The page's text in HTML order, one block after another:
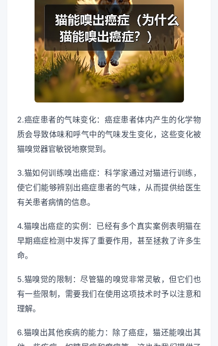
2.癌症患者的气味变化：癌症患者体内产生的化学物
质会导致体味和呼气中的气味发生变化，这些变化被
猫嗅觉器官敏锐地察觉到。
3.猫如何训练嗅出癌症：科学家通过对猫进行训练，
使它们能够辨别出癌症患者的气味，从而提供给医生
有关患者病情的信息。
4.猫嗅出癌症的实例：已经有多个真实案例表明猫在
早期癌症检测中发挥了重要作用，甚至拯救了许多生
命。
5.猫嗅觉的限制：尽管猫的嗅觉非常灵敏，但它们也
有一些限制，需要我们在使用这项技术时予以注意和
理解。
6.猫嗅出其他疾病的能力：除了癌症，猫还能嗅出其